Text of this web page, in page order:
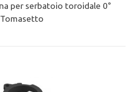
per serbatoio toroidale 0°
Tomasetto